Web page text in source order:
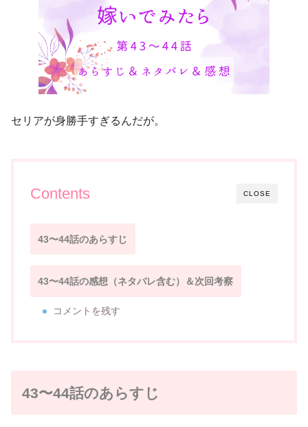
セリアが身勝手すぎるんだが。
CLOSE
Contents
43〜44話のあらすじ
43〜44話の感想（ネタバレ含む）＆次回考察
コメントを残す
43〜44話のあらすじ